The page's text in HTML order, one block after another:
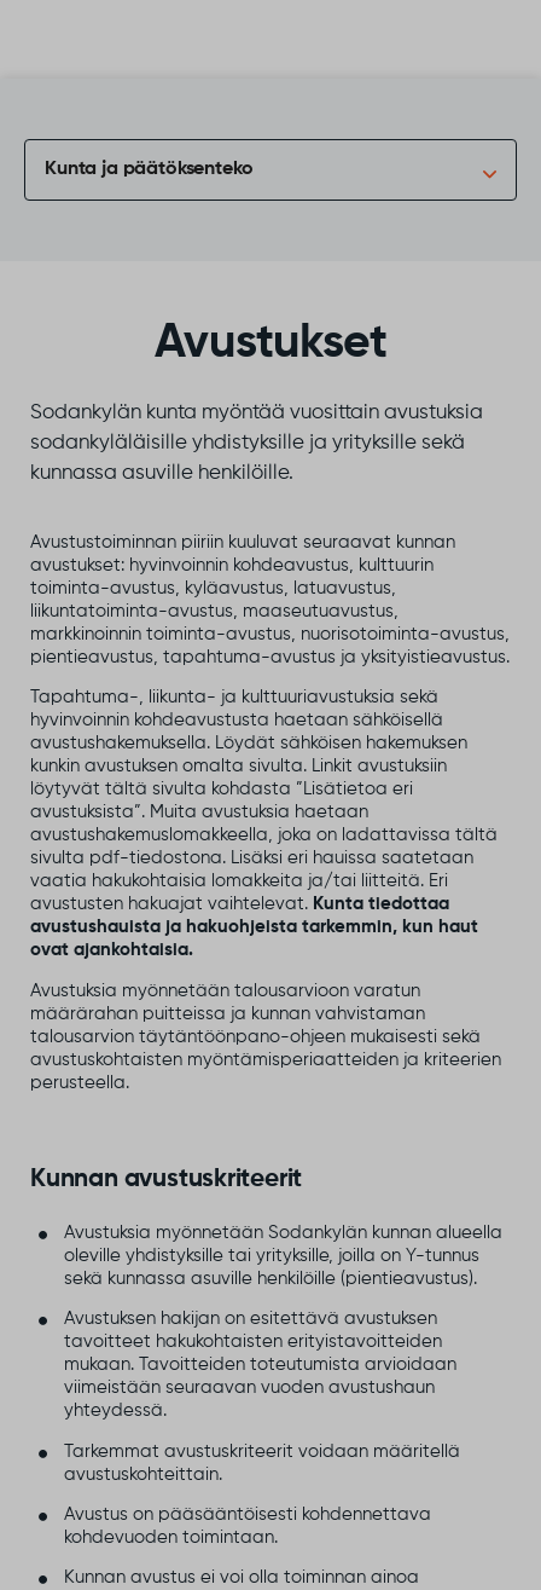
Kunta ja päätöksenteko
Avustukset
Sodankylän kunta myöntää vuosittain avustuksia
sodankyläläisille yhdistyksille ja yrityksille sekä
kunnassa asuville henkilöille.
Avustustoiminnan piiriin kuuluvat seuraavat kunnan
avustukset: hyvinvoinnin kohdeavustus, kulttuurin
toiminta-avustus, kyläavustus, latuavustus,
liikuntatoiminta-avustus, maaseutuavustus,
markkinoinnin toiminta-avustus, nuorisotoiminta-avustus,
pientieavustus, tapahtuma-avustus ja yksityistieavustus.
Tapahtuma-, liikunta- ja kulttuuriavustuksia sekä
hyvinvoinnin kohdeavustusta haetaan sähköisellä
avustushakemuksella. Löydät sähköisen hakemuksen
kunkin avustuksen omalta sivulta. Linkit avustuksiin
löytyvät tältä sivulta kohdasta ”Lisätietoa eri
avustuksista”. Muita avustuksia haetaan
avustushakemuslomakkeella, joka on ladattavissa tältä
sivulta pdf-tiedostona. Lisäksi eri hauissa saatetaan
vaatia hakukohtaisia lomakkeita ja/tai liitteitä. Eri
avustusten hakuajat vaihtelevat. Kunta tiedottaa
avustushauista ja hakuohjeista tarkemmin, kun haut
ovat ajankohtaisia.
Avustuksia myönnetään talousarvioon varatun
määrärahan puitteissa ja kunnan vahvistaman
talousarvion täytäntöönpano-ohjeen mukaisesti sekä
avustuskohtaisten myöntämisperiaatteiden ja kriteerien
perusteella.
Kunnan avustuskriteerit
Avustuksia myönnetään Sodankylän kunnan alueella
oleville yhdistyksille tai yrityksille, joilla on Y-tunnus
sekä kunnassa asuville henkilöille (pientieavustus).
Avustuksen hakijan on esitettävä avustuksen
tavoitteet hakukohtaisten erityistavoitteiden
mukaan. Tavoitteiden toteutumista arvioidaan
viimeistään seuraavan vuoden avustushaun
yhteydessä.
Tarkemmat avustuskriteerit voidaan määritellä
avustuskohteittain.
Avustus on pääsääntöisesti kohdennettava
kohdevuoden toimintaan.
Kunnan avustus ei voi olla toiminnan ainoa